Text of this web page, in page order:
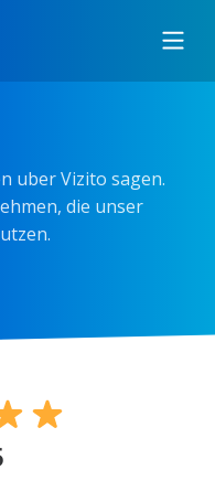
uber Vizito sagen.
die unser